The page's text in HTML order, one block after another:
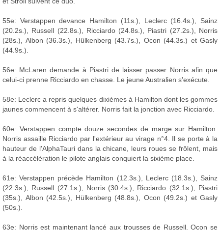
55e: Verstappen devance Hamilton (11s.), Leclerc (16.4s.), Sainz
(20.2s.), Russell (22.8s.), Ricciardo (24.8s.), Piastri (27.2s.), Norris
(28s.), Albon (36.3s.), Hülkenberg (43.7s.), Ocon (44.3s.) et Gasly
(44.9s.).
56e: McLaren demande à Piastri de laisser passer Norris afin que
celui-ci prenne Ricciardo en chasse. Le jeune Australien s'exécute.
58e: Leclerc a repris quelques dixièmes à Hamilton dont les gommes
jaunes commencent à s'altérer. Norris fait la jonction avec Ricciardo.
60e: Verstappen compte douze secondes de marge sur Hamilton.
Norris assaille Ricciardo par l'extérieur au virage n°4. Il se porte à la
hauteur de l'AlphaTauri dans la chicane, leurs roues se frôlent, mais
à la réaccélération le pilote anglais conquiert la sixième place.
61e: Verstappen précède Hamilton (12.3s.), Leclerc (18.3s.), Sainz
(22.3s.), Russell (27.1s.), Norris (30.4s.), Ricciardo (32.1s.), Piastri
(35s.), Albon (42.5s.), Hülkenberg (48.8s.), Ocon (49.2s.) et Gasly
(50s.).
63e: Norris est maintenant lancé aux trousses de Russell. Ocon se